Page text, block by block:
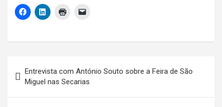
de
artigos
Entrevista com António Souto sobre a Feira de São
Miguel nas Secarias